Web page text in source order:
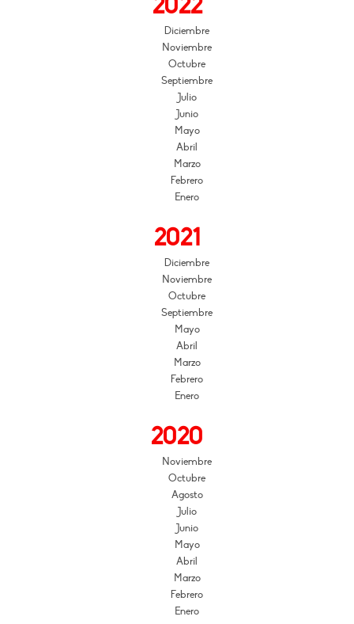
Diciembre
Noviembre
Octubre
Septiembre
Julio
Junio
Mayo
Abril
Marzo
Febrero
Enero
2021
Diciembre
Noviembre
Octubre
Septiembre
Mayo
Abril
Marzo
Febrero
Enero
2020
Noviembre
Octubre
Agosto
Julio
Junio
Mayo
Abril
Marzo
Febrero
Enero